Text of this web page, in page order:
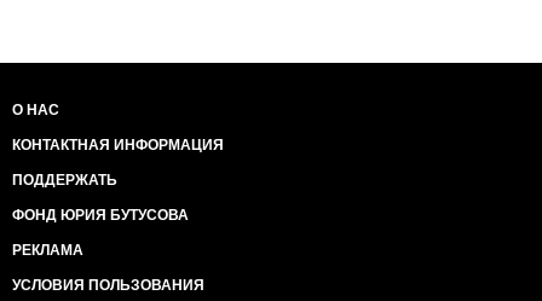
О НАС
КОНТАКТНАЯ ИНФОРМАЦИЯ
ПОДДЕРЖАТЬ
ФОНД ЮРИЯ БУТУСОВА
РЕКЛАМА
УСЛОВИЯ ПОЛЬЗОВАНИЯ